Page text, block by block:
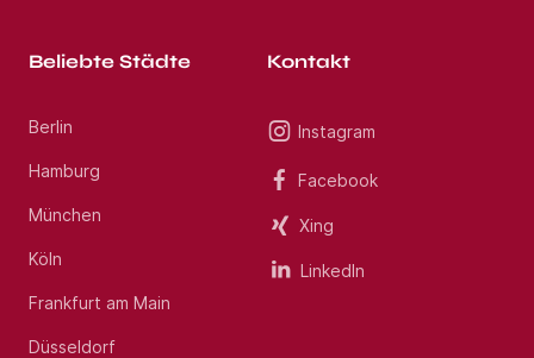
Beliebte Städte
Berlin
Hamburg
München
Köln
Frankfurt am Main
Düsseldorf
Kontakt
Instagram
Facebook
Xing
LinkedIn